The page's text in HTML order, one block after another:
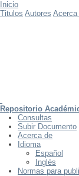
Inicio
Titulos Autores Acerca
Repositorio
Consultas
Subir Documento
Acerca de
Idioma
Español
Inglés
Normas para